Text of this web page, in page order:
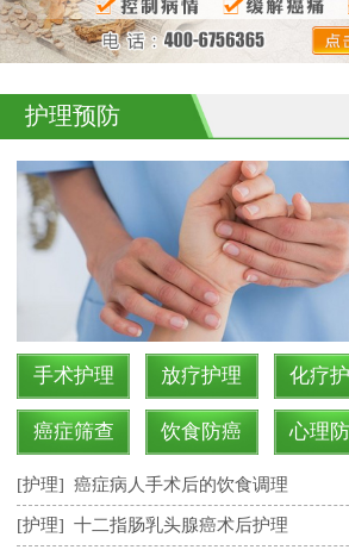
护理预防
手术护理 放疗护理 化疗
癌症筛查 饮食防癌 心理
[护理] 癌症病人手术后的饮食调理
[护理] 十二指肠乳头腺癌术后护理